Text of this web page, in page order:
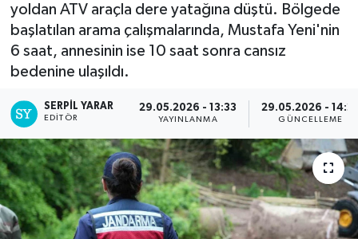
yoldan ATV araçla dere yatağına düştü. Bölgede
başlatılan arama çalışmalarında, Mustafa Yeni'nin
6 saat, annesinin ise 10 saat sonra cansız
bedenine ulaşıldı.
SERPİL YARAR
EDITÖR
29.05.2026 - 13:33
YAYINLANMA
29.05.2026 -
GÜNCELLEME